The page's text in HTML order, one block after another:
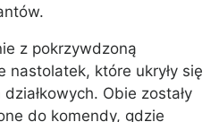
z pokrzywdzoną
nastolatek, które ukryły się
Obie zostały
do komendy, gdzie